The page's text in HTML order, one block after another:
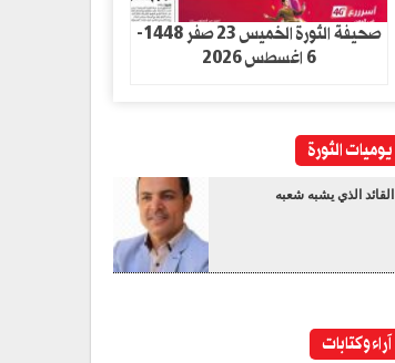
صحيفة الثورة الخميس 23 صفر 1448-
6 اغسطس 2026
يوميات الثورة
القائد الذي يشبه شعبه
آراء وكتابات